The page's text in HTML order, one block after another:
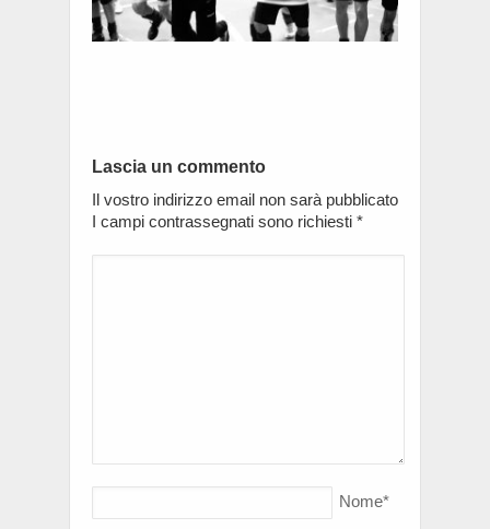
Lascia un commento
Il vostro indirizzo email non sarà pubblicato
I campi contrassegnati sono richiesti *
Nome*